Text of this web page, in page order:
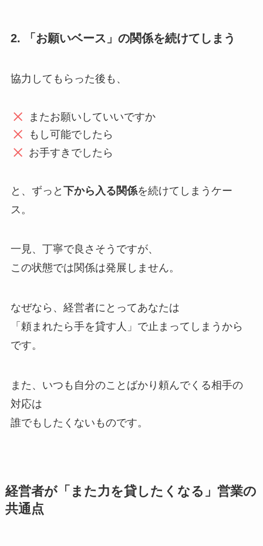
2. 「お願いベース」の関係を続けてしまう
協力してもらった後も、
またお願いしていいですか
もし可能でしたら
お手すきでしたら
と、ずっと 下から入る関係を続けてしまうケー
ス。
一見、丁寧で良さそうですが、
この状態では関係は発展しません。
なぜなら、経営者にとってあなたは
「頼まれたら手を貸す人」で止まってしまうから
です。
また、いつも自分のことばかり頼んでくる相手の
対応は
誰でもしたくないものです。
経営者が「また力を貸したくなる」営業の
共通点